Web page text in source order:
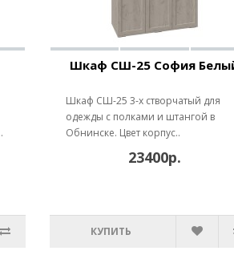
Шкаф СШ-25 София
Шкаф СШ-25 3-х створчатый для
одежды с полками и штангой в
Обнинске. Цвет корпус..
23400р.
КУПИТЬ